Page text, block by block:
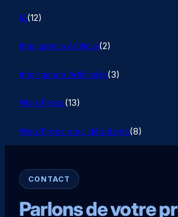
IA(12)
Inteligencia Artificial (2)
Intelligence Artificielle(3)
WordPress(13)
WordPress pour débutants(8)
CONTACT
Parlons de votre